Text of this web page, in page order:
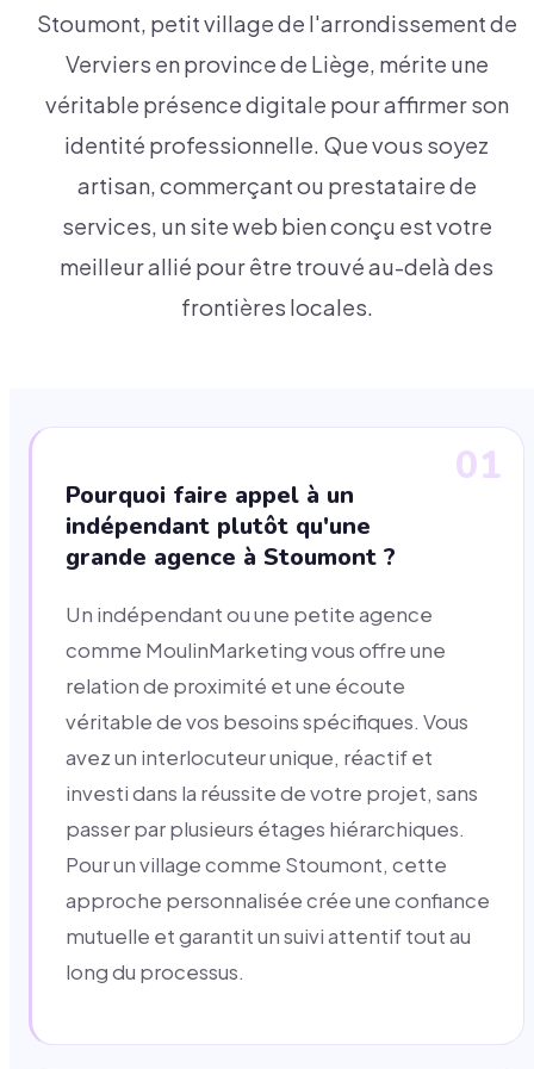
Stoumont, petit village de l'arrondissement de
Verviers en province de Liège, mérite une
véritable présence digitale pour affirmer son
identité professionnelle. Que vous soyez
artisan, commerçant ou prestataire de
services, un site web bien conçu est votre
meilleur allié pour être trouvé au-delà des
frontières locales.
01
Pourquoi faire appel à un
indépendant plutôt qu'une
grande agence à Stoumont ?
Un indépendant ou une petite agence
comme MoulinMarketing vous offre une
relation de proximité et une écoute
véritable de vos besoins spécifiques. Vous
avez un interlocuteur unique, réactif et
investi dans la réussite de votre projet, sans
passer par plusieurs étages hiérarchiques.
Pour un village comme Stoumont, cette
approche personnalisée crée une confiance
mutuelle et garantit un suivi attentif tout au
long du processus.